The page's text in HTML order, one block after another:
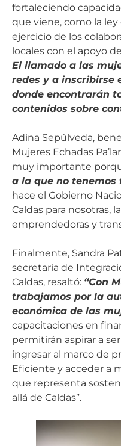
fortaleciendo
que viene, como la ley
ejercicio de los
locales con el apoyo
El llamado a las
redes y a inscribirse
donde encontrarán
contenidos sobre
Adina Sepúlveda,
Mujeres Echadas
muy importante
a la que no tenemos
hace el Gobierno
Caldas para nosotras,
emprendedoras y
Finalmente, Sandra
secretaria de
Caldas, resaltó: “Con
trabajamos por la
económica de las
capacitaciones en
permitirán aspirar a
ingresar al marco de
Eficiente y acceder a
que representa
allá de Caldas”.